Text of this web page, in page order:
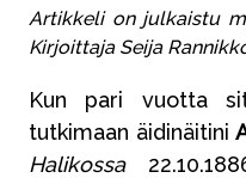
Artikkeli on julkaistu
Kirjoittaja Seija
Kun pari vuotta
tutkimaan äidinäitini
Halikossa